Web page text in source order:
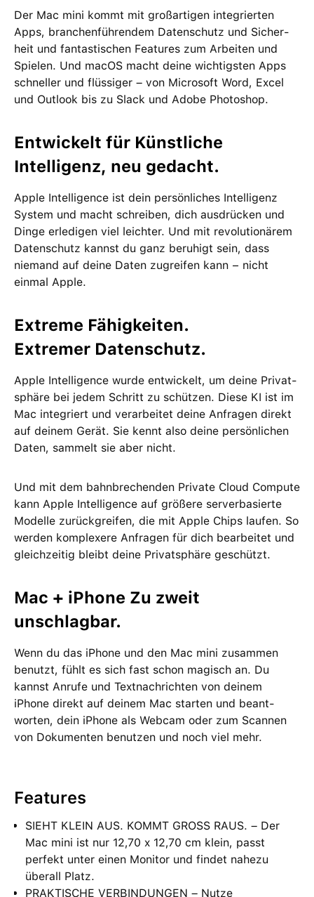
Der Mac mini kommt mit groß­artigen inte­grierten
Apps, branchen­führendem Daten­schutz und Sicher­
heit und fan­tas­tischen Features zum Arbeiten und
Spielen. Und macOS macht deine wichtigsten Apps
schneller und flüssiger – von Microsoft Word, Excel
und Outlook bis zu Slack und Adobe Photoshop.
Entwickelt für Künstliche
Intelligenz, neu gedacht.
Apple Intelligence ist dein per­sön­liches Intelligenz
System und macht schreiben, dich ausdrücken und
Dinge erle­digen viel leichter. Und mit revolutio­närem
Daten­schutz kannst du ganz beruhigt sein, dass
niemand auf deine Daten zu­greifen kann − nicht
einmal Apple.
Extreme Fähig­keiten.
Extremer Daten­schutz.
Apple Intelligence wurde ent­wickelt, um deine Privat­
sphäre bei jedem Schritt zu schützen. Diese KI ist im
Mac integriert und ver­arbeitet deine Anfragen direkt
auf deinem Gerät. Sie kennt also deine persön­lichen
Daten, sammelt sie aber nicht.
Und mit dem bahn­brechenden Private Cloud Compute
kann Apple Intelligence auf größere server­basierte
Modelle zurückgreifen, die mit Apple Chips laufen. So
werden kom­plexere Anfragen für dich bear­beitet und
gleich­zeitig bleibt deine Privat­sphäre geschützt.
Mac + iPhone Zu zweit
unschlagbar.
Wenn du das iPhone und den Mac mini zu­sam­men
benutzt, fühlt es sich fast schon magisch an. Du
kannst Anrufe und Text­nach­richten von deinem
iPhone direkt auf deinem Mac starten und beant­
worten, dein iPhone als Webcam oder zum Scannen
von Doku­menten be­nutzen und noch viel mehr.
Features
SIEHT KLEIN AUS. KOMMT GROSS RAUS. – Der
Mac mini ist nur 12,70 x 12,70 cm klein, passt
perfekt unter einen Monitor und findet nahezu
überall Platz.
PRAKTISCHE VERBINDUNGEN – Nutze